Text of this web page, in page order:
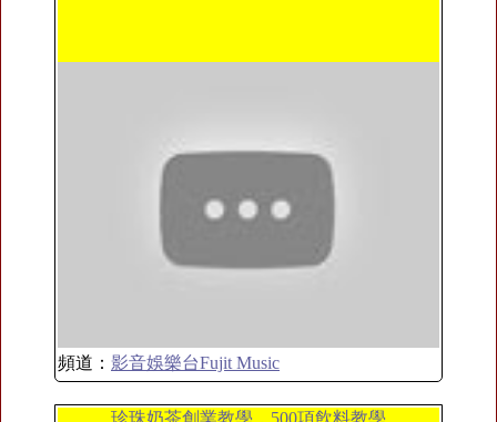
頻道： 影音娛樂台Fujit Music